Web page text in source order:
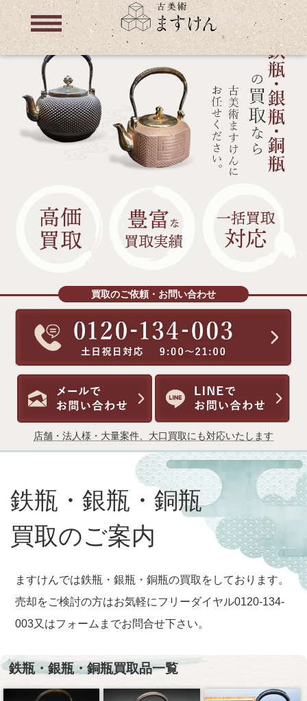
買取のご依頼・お問い合わせ
店舗・法人様・大量案件、大口買取にも対応いたします
鉄瓶・銀瓶・銅瓶
買取のご案内
ますけんでは鉄瓶・銀瓶・銅瓶の買取をしております。
売却をご検討の方はお気軽にフリーダイヤル0120-134-
003又はフォームまでお問合せ下さい。
鉄瓶・銀瓶・銅瓶買取品一覧